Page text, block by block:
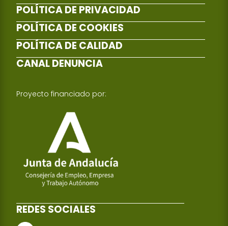
POLÍTICA DE PRIVACIDAD
POLÍTICA DE COOKIES
POLÍTICA DE CALIDAD
CANAL DENUNCIA
Proyecto financiado por:
REDES SOCIALES